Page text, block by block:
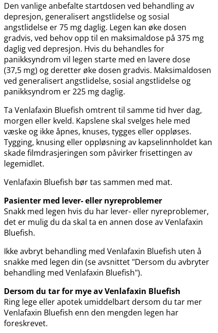
Den vanlige anbefalte startdosen ved behandling av
depresjon, generalisert angstlidelse og sosial
angstlidelse er 75 mg daglig. Legen kan øke dosen
gradvis, ved behov opp til en maksimaldose på 375 mg
daglig ved depresjon. Hvis du behandles for
panikksyndrom vil legen starte med en lavere dose
(37,5 mg) og deretter øke dosen gradvis. Maksimaldosen
ved generalisert angstlidelse, sosial angstlidelse og
panikksyndrom er 225 mg daglig.
Ta Venlafaxin Bluefish omtrent til samme tid hver dag,
morgen eller kveld. Kapslene skal svelges hele med
væske og ikke åpnes, knuses, tygges eller oppløses.
Tygging, knusing eller oppløsning av kapselinnholdet kan
skade filmdrasjeringen som påvirker frisettingen av
legemidlet.
Venlafaxin Bluefish bør tas sammen med mat.
Pasienter med lever- eller nyreproblemer
Snakk med legen hvis du har lever- eller nyreproblemer,
det er mulig du da skal ta en annen dose av Venlafaxin
Bluefish.
Ikke avbryt behandling med Venlafaxin Bluefish uten å
snakke med legen din (se avsnittet "Dersom du avbryter
behandling med Venlafaxin Bluefish").
Dersom du tar for mye av Venlafaxin Bluefish
Ring lege eller apotek umiddelbart dersom du tar mer
Venlafaxin Bluefish enn den mengden legen har
foreskrevet.